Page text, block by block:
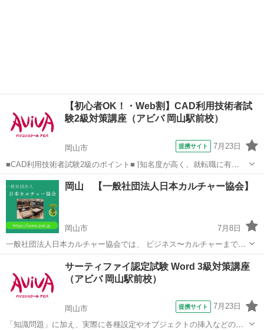
【初心者OK！・Web割】CAD利用技術者試
験2級対策講座（アビバ 岡山駅前校）
岡山市 提携サイト 7月23日
■CAD利用技術者試験2級のポイント■ [知名度が高く、就転職に有
利！] CAD資格の中でも知名度が高く、採用などで優遇する資格として
挙げている企業も多く、就職・転職を考えている方におすすめです。
[CAD知識だけでなく...
岡山 岡山市 その他
岡山 【一般社団法人日本カルチャー協会】
岡山市
7月8日
一般社団法人日本カルチャー協会では、 ビジネス〜カルチャーまで、
岡山の皆様に、 オンラインやオフラインの 様々な分野の講師が講座を
開講しております。 ◆【講座のご案内】 一般社団法人日本カルチャー
協会の ...
カルチャー
サーティファイ認定試験 Word 3級対策講座
（アビバ 岡山駅前校）
岡山市 提携サイト 7月23日
「知識問題」に加え、実際に各種設定やオブジェクトの挿入などの機